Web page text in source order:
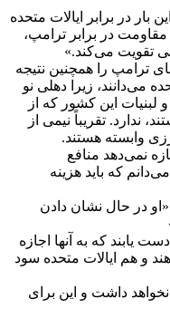
بار در برابر ایالات متحده
در برابر ترامپ،
تقویت می‌کند.»
ترامپ را همچنین نتیجه
می‌دانند، زیرا دهلی نو
این کشور که از
تقریباً نیمی از
وابسته هستند.
نمی‌دهد منافع
که باید هزینه
در حال نشان دادن
یابند که به آنها اجازه
و هم ایالات متحده سود
داشت و این برای